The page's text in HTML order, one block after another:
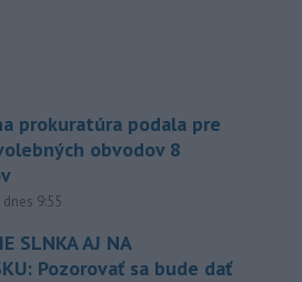
prokuratúra podala pre
obvodov 8
aktualizované
dnes 9:55
SLNKA AJ NA
Pozorovať sa bude dať